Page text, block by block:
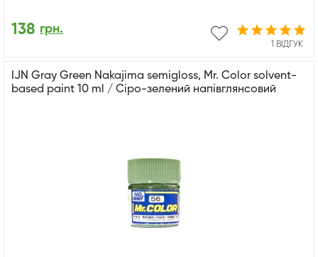
1 ВІДГУК
138 грн.
IJN Gray Green Nakajima semigloss, Mr. Color solvent-
based paint 10 ml / Сіро-зелений напівглянсовий